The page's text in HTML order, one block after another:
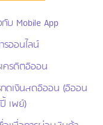
กับ Mobile App
รออนไลน์
ครดิตอิออน
ดเงินสดอิออน (อิออน
เพย์)